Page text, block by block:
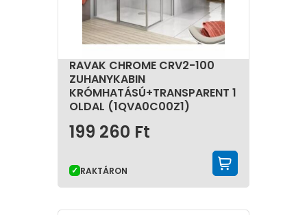
RAVAK CHROME CRV2-100
ZUHANYKABIN
KRÓMHATÁSÚ+TRANSPARENT 1
OLDAL (1QVA0C00Z1)
199 260 Ft
RAKTÁRON